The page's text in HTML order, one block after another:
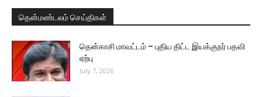
தென்மண்டலம் செய்திகள்
தென்காசி மாவட்டம் – புதிய திட்ட இயக்குநர் பதவி
ஏற்பு
July 7, 2026